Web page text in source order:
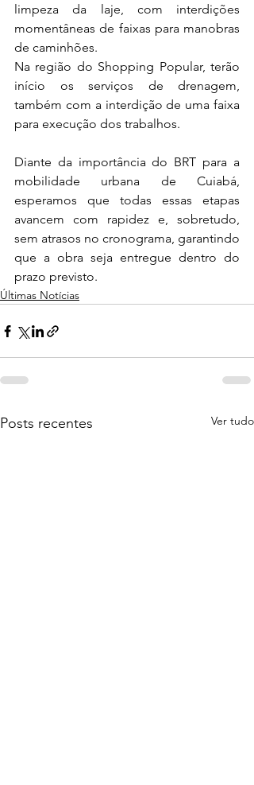
limpeza da laje, com interdições
momentâneas de faixas para manobras
de caminhões.
Na região do Shopping Popular, terão
início os serviços de drenagem,
também com a interdição de uma faixa
para execução dos trabalhos.
Diante da importância do BRT para a
mobilidade urbana de Cuiabá,
esperamos que todas essas etapas
avancem com rapidez e, sobretudo,
sem atrasos no cronograma, garantindo
que a obra seja entregue dentro do
prazo previsto.
Últimas Notícias
Posts recentes Ver tudo